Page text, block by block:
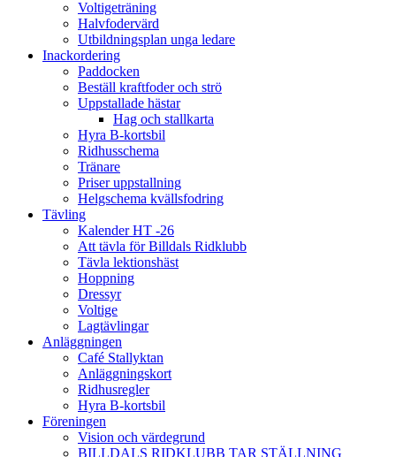
Voltigeträning
Halvfodervärd
Utbildningsplan unga ledare
Inackordering
Paddocken
Beställ kraftfoder och strö
Uppstallade hästar
Hag och stallkarta
Hyra B-kortsbil
Ridhusschema
Tränare
Priser uppstallning
Helgschema kvällsfodring
Tävling
Kalender HT -26
Att tävla för Billdals Ridklubb
Tävla lektionshäst
Hoppning
Dressyr
Voltige
Lagtävlingar
Anläggningen
Café Stallyktan
Anläggningskort
Ridhusregler
Hyra B-kortsbil
Föreningen
Vision och värdegrund
BILLDALS RIDKLUBB TAR STÄLLNING